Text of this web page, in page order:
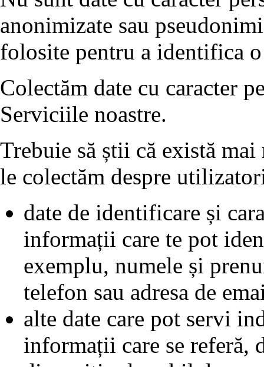
anonimizate sau
folosite pentru a identifica
Colectăm date cu caracter
Serviciile noastre.
Trebuie să știi că există
le colectăm despre
date de identificare și
informații care te pot
exemplu, numele și
telefon sau adresa de
alte date care pot servi
informații care se referă,